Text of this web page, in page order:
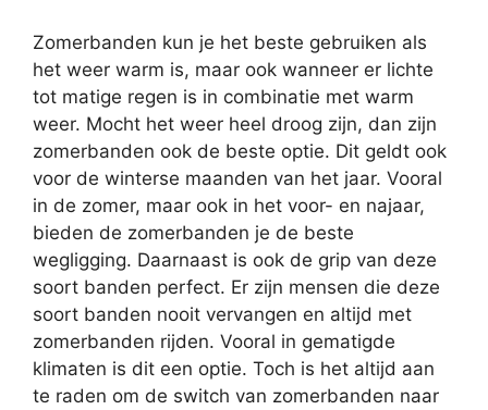
Zomerbanden kun je het beste gebruiken als
het weer warm is, maar ook wanneer er lichte
tot matige regen is in combinatie met warm
weer. Mocht het weer heel droog zijn, dan zijn
zomerbanden ook de beste optie. Dit geldt ook
voor de winterse maanden van het jaar. Vooral
in de zomer, maar ook in het voor- en najaar,
bieden de zomerbanden je de beste
wegligging. Daarnaast is ook de grip van deze
soort banden perfect. Er zijn mensen die deze
soort banden nooit vervangen en altijd met
zomerbanden rijden. Vooral in gematigde
klimaten is dit een optie. Toch is het altijd aan
te raden om de switch van zomerbanden naar